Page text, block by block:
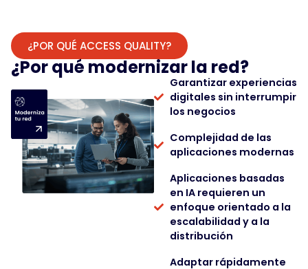
¿POR QUÉ ACCESS QUALITY?
¿Por qué modernizar la red?
Garantizar experiencias
digitales sin interrumpir
los negocios
Complejidad de las
aplicaciones modernas
Aplicaciones basadas
en IA requieren un
enfoque orientado a la
escalabilidad y a la
distribución
Adaptar rápidamente